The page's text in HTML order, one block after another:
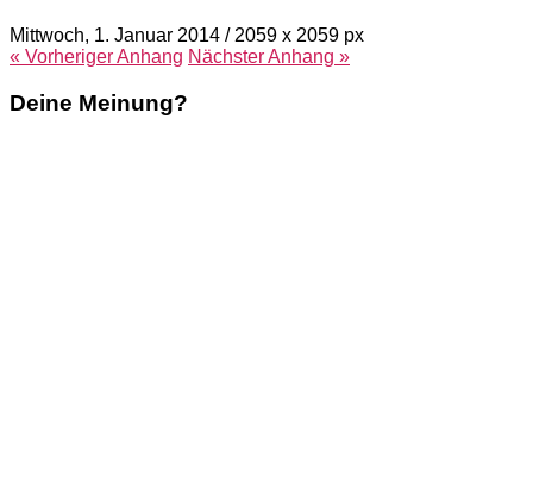
Mittwoch, 1. Januar 2014 / 2059 x 2059 px
« VorherigerAnhang NächsterAnhang »
Deine Meinung?